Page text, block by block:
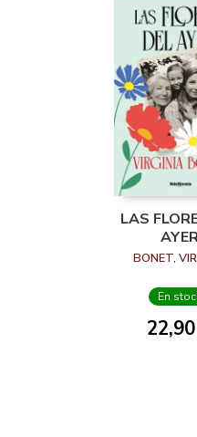
LAS
BONET,
En